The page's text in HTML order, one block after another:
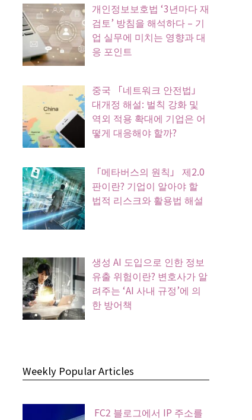
개인정보보호법 ‘3년마다 재
검토’ 방침을 해석하다 – 기
업 실무에 미치는 영향과 대
응 포인트
중국 「네트워크 안전법」
대개정 해설: 벌칙 강화 및
역외 적용 확대에 기업은 어
떻게 대응해야 할까?
「메타버스의 원칙」 제2.0
판이란? 기업이 알아야 할
법적 리스크와 활용법 해설
생성 AI 도입으로 인한 정보
유출 위험이란? 변호사가 알
려주는 ‘AI 사내 규정’에 의
한 방어책
Weekly Popular Articles
FC2 블로그에서 IP 주소를